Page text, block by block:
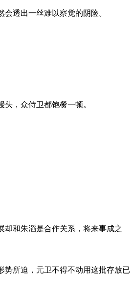
透出一丝难以察觉的阴险。
，众侍卫都饱餐一顿。
和朱滔是合作关系，将来事成之
势所迫，元卫不得不动用这批存放已